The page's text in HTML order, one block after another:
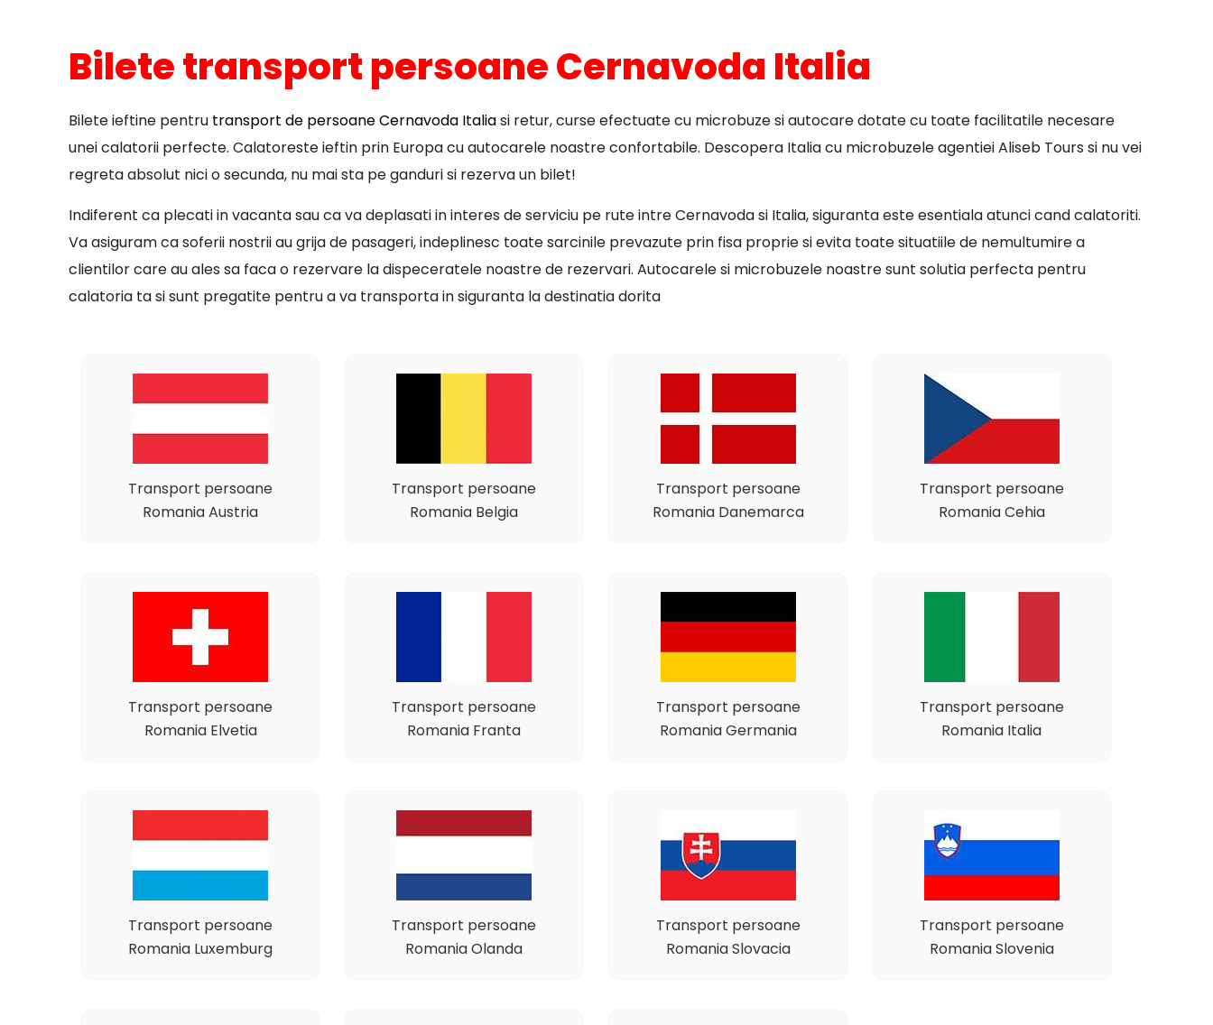
Bilete transport persoane Cernavoda Italia
Bilete ieftine pentru transport de persoane Cernavoda Italiasi retur, curse efectuate cu microbuze si autocare dotate cu toate facilitatile necesare
unei calatorii perfecte. Calatoreste ieftin prin Europa cu autocarele noastre confortabile. Descopera Italia cu microbuzele agentiei Aliseb Tours si nu vei
regreta absolut nici o secunda, nu mai sta pe ganduri si rezerva un bilet!
Indiferent ca plecati in vacanta sau ca va deplasati in interes de serviciu pe rute intre Cernavoda si Italia, siguranta este esentiala atunci cand calatoriti.
Va asiguram ca soferii nostrii au grija de pasageri, indeplinesc toate sarcinile prevazute prin fisa proprie si evita toate situatiile de nemultumire a
clientilor care au ales sa faca o rezervare la dispeceratele noastre de rezervari. Autocarele si microbuzele noastre sunt solutia perfecta pentru
calatoria ta si sunt pregatite pentru a va transporta in siguranta la destinatia dorita
Transport persoane
Romania Austria
Transport persoane
Romania Belgia
Transport persoane
Romania Danemarca
Transport persoane
Romania Cehia
Transport persoane
Romania Elvetia
Transport persoane
Romania Franta
Transport persoane
Romania Germania
Transport persoane
Romania Italia
Transport persoane
Romania Luxemburg
Transport persoane
Romania Olanda
Transport persoane
Romania Slovacia
Transport persoane
Romania Slovenia